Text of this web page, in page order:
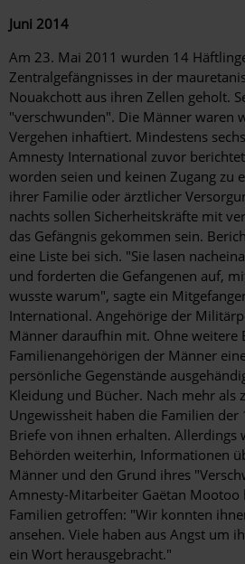
Juni 2014
Am 23. Mai 2011 wurden 14
Zentralgefängnisses in der
Nouakchott aus ihren Zellen geholt.
"verschwunden". Die Männer waren
Vergehen inhaftiert. Mindestens
Amnesty International zuvor
worden seien und keinen Zugang zu
ihrer Familie oder ärztlicher
nachts sollen Sicherheitskräfte mit
das Gefängnis gekommen sein.
eine Liste bei sich. "Sie lasen
und forderten die Gefangenen auf,
wusste warum", sagte ein
International. Angehörige der
Männer daraufhin mit. Ohne weitere
Familienangehörigen der Männer
persönliche Gegenstände
Kleidung und Bücher. Nach mehr als
Ungewissheit haben die Familien
Briefe von ihnen erhalten. Allerdings
Behörden weiterhin, Informationen
Männer und den Grund ihres
Amnesty-Mitarbeiter Gaëtan Mootoo
Familien getroffen: "Wir konnten
ansehen. Viele haben aus Angst um
ein Wort herausgebracht."